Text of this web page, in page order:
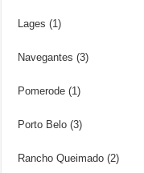
Lages (1)
Navegantes (3)
Pomerode (1)
Porto Belo (3)
Rancho Queimado (2)